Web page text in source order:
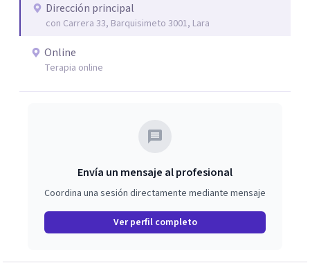
Dirección principal
con Carrera 33, Barquisimeto 3001, Lara
Online
Terapia online
Envía un mensaje al profesional
Coordina una sesión directamente mediante mensaje
Ver perfil completo